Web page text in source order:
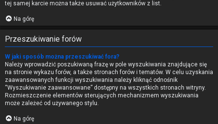
tej samej karcie można także usuwać użytkowników z list.
Na górę
Przeszukiwanie forów
W jaki sposób można przeszukiwać fora?
Należy wprowadzić poszukiwaną frazę w pole wyszukiwania znajdujące się
na stronie wykazu forów, a także stronach forów i tematów. W celu uzyskania
zaawansowanych funkcji wyszukiwania należy kliknąć odnośnik
“Wyszukiwanie zaawansowane” dostępny na wszystkich stronach witryny.
Rozmieszczenie elementów sterujących mechanizmem wyszukiwania
może zależeć od używanego stylu.
Na górę